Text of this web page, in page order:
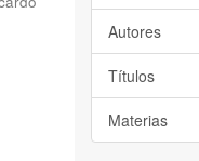
Autores
Títulos
Materias